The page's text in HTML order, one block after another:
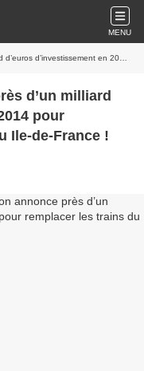
MENU
pour remplacer les trains du réseau Ile-de-France !
d’un milliard
pour
Ile-de-France !